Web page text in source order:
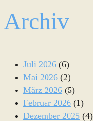
Archiv
Juli 2026 (6)
Mai 2026 (2)
März 2026 (5)
Februar 2026 (1)
Dezember 2025 (4)